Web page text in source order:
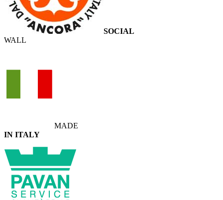
SOCIAL
WALL
MADE
IN ITALY